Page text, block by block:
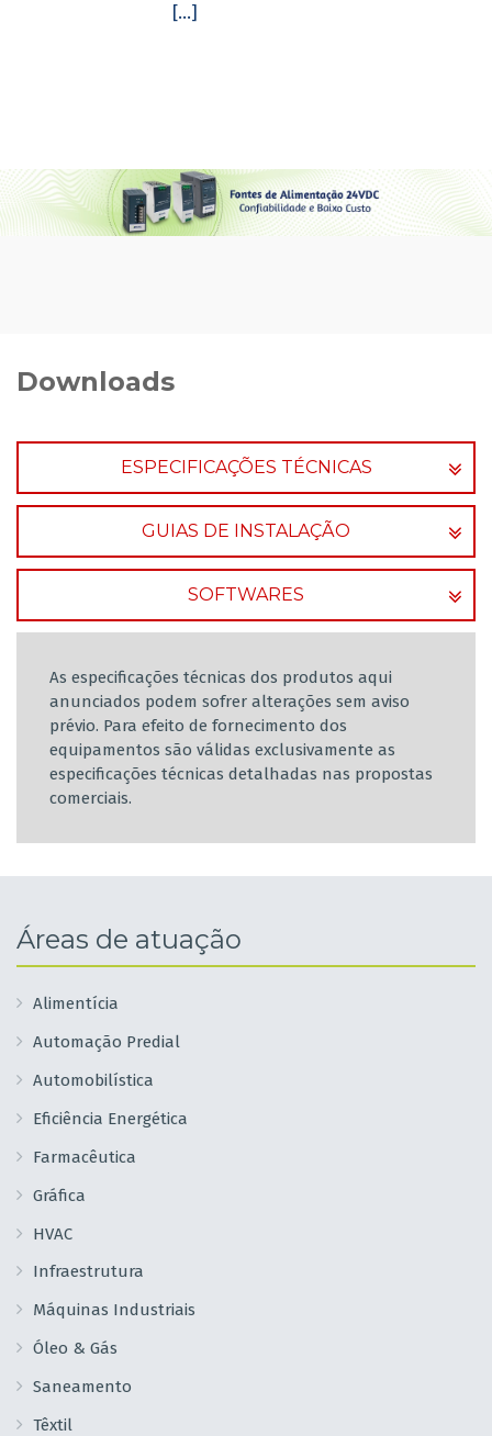
[...]
Downloads
ESPECIFICAÇÕES TÉCNICAS
GUIAS DE INSTALAÇÃO
SOFTWARES
As especificações técnicas dos produtos aqui
anunciados podem sofrer alterações sem aviso
prévio. Para efeito de fornecimento dos
equipamentos são válidas exclusivamente as
especificações técnicas detalhadas nas propostas
comerciais.
Áreas de atuação
Alimentícia
Automação Predial
Automobilística
Eficiência Energética
Farmacêutica
Gráfica
HVAC
Infraestrutura
Máquinas Industriais
Óleo & Gás
Saneamento
Têxtil